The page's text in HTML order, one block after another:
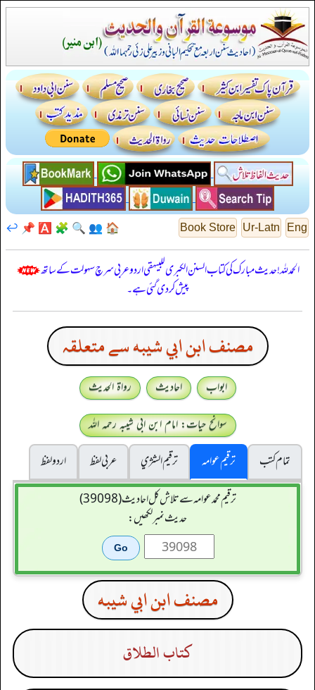
Eng
Ur-Latn
Book Store
🏠
👥
🔍
🧩
🅰️
📌
↩️
الحمدللہ! حدیث مبارک کی کتاب السنن الكبرى للبيهقي اردو عربی سرچ سہولت کے ساتھ
پیش کر دی گئی ہے۔
مصنف ابن ابي شيبه سے متعلقہ
ابواب احادیث
رواۃ الحدیث
سوانح حیات: امام ابن ابی شیبہ رحمہ اللہ
تمام کتب
ترقیم عوامہ ترقيم الشژي عربی لفظ
اردو لفظ
ترقیم محمدعوامہ سے تلاش کل احادیث (39098)
حدیث نمبر لکھیں:
مصنف ابن ابي شيبه
كتاب الطلاق